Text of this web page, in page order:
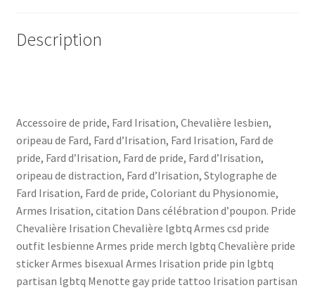
Description
Accessoire de pride, Fard Irisation, Chevalière lesbien,
oripeau de Fard, Fard d’Irisation, Fard Irisation, Fard de
pride, Fard d’Irisation, Fard de pride, Fard d’Irisation,
oripeau de distraction, Fard d’Irisation, Stylographe de
Fard Irisation, Fard de pride, Coloriant du Physionomie,
Armes Irisation, citation Dans célébration d’poupon. Pride
Chevalière Irisation Chevalière lgbtq Armes csd pride
outfit lesbienne Armes pride merch lgbtq Chevalière pride
sticker Armes bisexual Armes Irisation pride pin lgbtq
partisan lgbtq Menotte gay pride tattoo Irisation partisan